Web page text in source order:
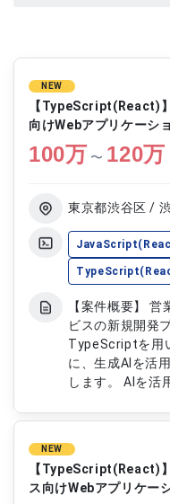
NEW
【TypeScript(React)
向けWebアプリケーシ
100万 〜 120万
東京都渋谷区 /
【案件概要】
ビスの新規開発
TypeScriptを用
に、生成AIを活
します。 AIを活
ていただきます
クト開発を担当
【作業内容】
アプリケーショ
新機能の開発お
NEW
【TypeScript(React)
ス向けWebアプリケー